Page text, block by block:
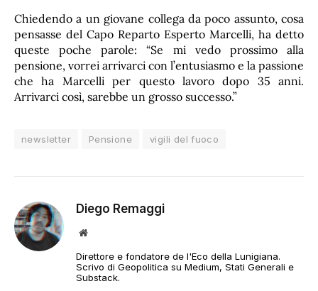
Chiedendo a un giovane collega da poco assunto, cosa
pensasse del Capo Reparto Esperto Marcelli, ha detto
queste poche parole: “Se mi vedo prossimo alla
pensione, vorrei arrivarci con l’entusiasmo e la passione
che ha Marcelli per questo lavoro dopo 35 anni.
Arrivarci così, sarebbe un grosso successo.”
newsletter Pensione vigili del fuoco
Diego Remaggi
Sito
Direttore e fondatore de l'Eco della Lunigiana.
Scrivo di Geopolitica su Medium, Stati Generali e
Substack.